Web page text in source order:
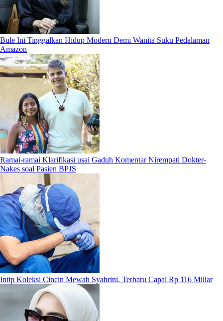
Bule Ini Tinggalkan Hidup Modern Demi Wanita Suku Pedalaman
Amazon
Ramai-ramai Klarifikasi usai Gaduh Komentar Nirempati Dokter-
Nakes soal Pasien BPJS
Intip Koleksi Cincin Mewah Syahrini, Terbaru Capai Rp 116 Miliar